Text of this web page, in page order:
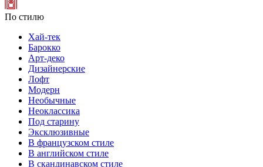
По стилю
Хай-тек
Барокко
Арт-деко
Дизайнерские
Лофт
Модерн
Необычные
Неоклассика
Под старину
Эксклюзивные
В французском стиле
В английском стиле
В скандинавском стиле